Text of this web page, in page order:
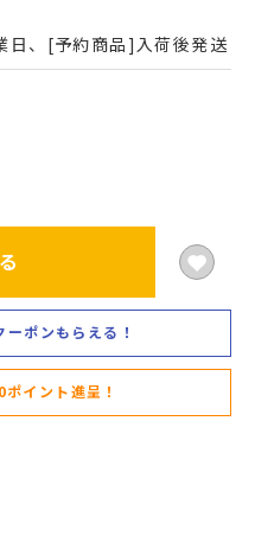
日、[予約商品]入荷後発送
ポンもらえる！
イント進呈！